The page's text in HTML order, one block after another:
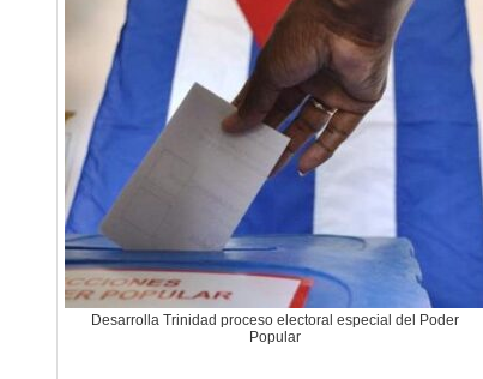
Desarrolla Trinidad proceso electoral especial del Poder
Popular